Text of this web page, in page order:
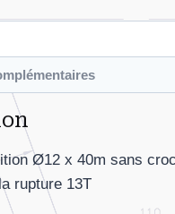
Ø12 x 40m sans
rupture 13T